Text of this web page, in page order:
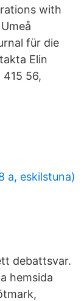
with
für die
Elin
56,
a, eskilstuna)
debattsvar.
hemsida